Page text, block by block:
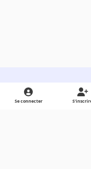
Light ModeDark ModeSystem Preference
Se connecter